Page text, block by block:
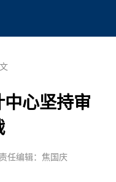
心坚持审
责任编辑：焦国庆